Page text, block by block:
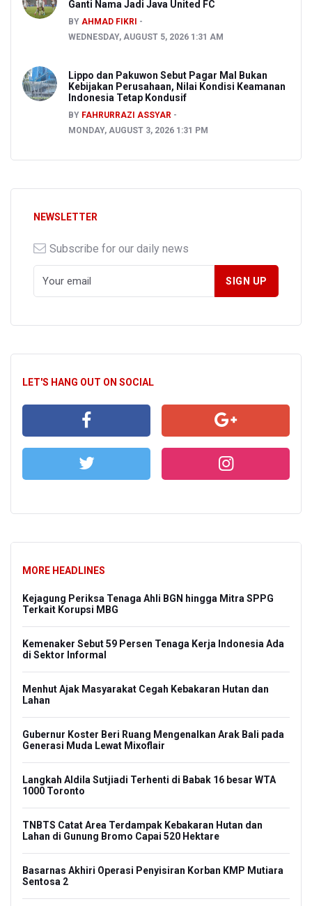
Ganti Nama Jadi Java United FC
BY AHMAD FIKRI
WEDNESDAY, AUGUST 5, 2026 1:31 AM
Lippo dan Pakuwon Sebut Pagar Mal Bukan
Kebijakan Perusahaan, Nilai Kondisi Keamanan
Indonesia Tetap Kondusif
BY FAHRURRAZI ASSYAR
MONDAY, AUGUST 3, 2026 1:31 PM
NEWSLETTER
Subscribe for our daily news
LET'S HANG OUT ON SOCIAL
MORE HEADLINES
Kejagung Periksa Tenaga Ahli BGN hingga Mitra SPPG
Terkait Korupsi MBG
Kemenaker Sebut 59 Persen Tenaga Kerja Indonesia Ada
di Sektor Informal
Menhut Ajak Masyarakat Cegah Kebakaran Hutan dan
Lahan
Gubernur Koster Beri Ruang Mengenalkan Arak Bali pada
Generasi Muda Lewat Mixoflair
Langkah Aldila Sutjiadi Terhenti di Babak 16 besar WTA
1000 Toronto
TNBTS Catat Area Terdampak Kebakaran Hutan dan
Lahan di Gunung Bromo Capai 520 Hektare
Basarnas Akhiri Operasi Penyisiran Korban KMP Mutiara
Sentosa 2